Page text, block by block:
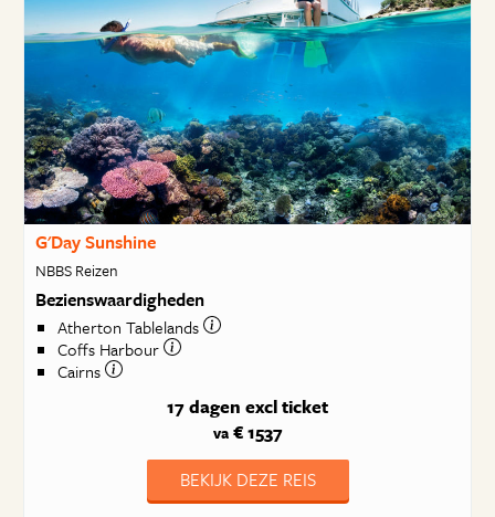
G'Day Sunshine
NBBS Reizen
Bezienswaardigheden
Atherton Tablelands
Coffs Harbour
Cairns
17 dagen excl ticket
va€ 1537
BEKIJK DEZE REIS